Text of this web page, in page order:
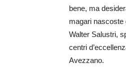
bene, ma
magari nascoste
Walter Salustri,
centri
Avezzano.